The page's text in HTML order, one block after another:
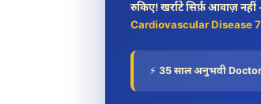
रुकिए! खर्राटे सिर्फ़ आवाज़
Cardiovascular Disease
⚡ 35 साल अनुभवी